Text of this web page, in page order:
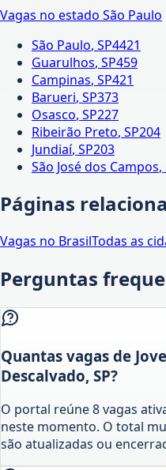
Vagas no estado São Paulo
São Paulo, SP4421
Guarulhos, SP459
Campinas, SP421
Barueri, SP373
Osasco, SP227
Ribeirão Preto, SP204
Jundiaí, SP203
São José dos Campos,
Páginas
Vagas no BrasilTodas as
Perguntas
Quantas vagas de
Descalvado, SP?
O portal reúne 8 vagas
neste momento. O total
são atualizadas ou